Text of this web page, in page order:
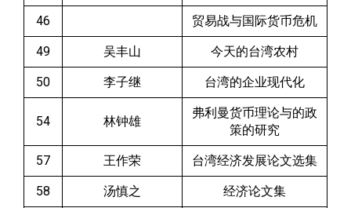
46 贸易战与国际货币危机
49 吴丰山 今天的台湾农村
50 李子继 台湾的企业现代化
54 林钟雄
弗利曼货币理论与的政
策的研究
57 王作荣 台湾经济发展论文选集
58 汤慎之 经济论文集